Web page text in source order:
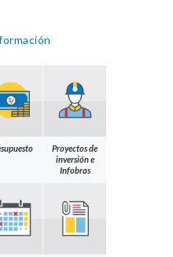
Proyectos de
inversión e
Infobras